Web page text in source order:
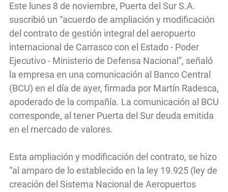
Este lunes 8 de noviembre, Puerta del Sur S.A.
suscribió un “acuerdo de ampliación y modificación
del contrato de gestión integral del aeropuerto
internacional de Carrasco con el Estado - Poder
Ejecutivo - Ministerio de Defensa Nacional”, señaló
la empresa en una comunicación al Banco Central
(BCU) en el día de ayer, firmada por Martín Radesca,
apoderado de la compañía. La comunicación al BCU
corresponde, al tener Puerta del Sur deuda emitida
en el mercado de valores.
Esta ampliación y modificación del contrato, se hizo
“al amparo de lo establecido en la ley 19.925 (ley de
creación del Sistema Nacional de Aeropuertos